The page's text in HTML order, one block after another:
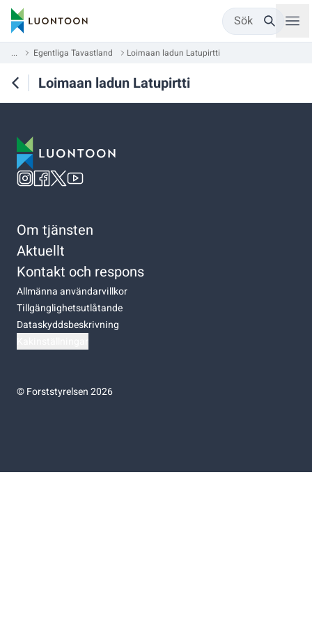
Sök
... Egentliga Tavastland Loimaan ladun Latupirtti
Loimaan ladun Latupirtti
Om tjänsten
Aktuellt
Kontakt och respons
Allmänna användarvillkor
Tillgänglighetsutlåtande
Dataskyddsbeskrivning
©Forststyrelsen 2026